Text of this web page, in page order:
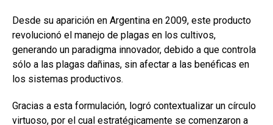
Desde su aparición en Argentina en 2009, este producto
revolucionó el manejo de plagas en los cultivos,
generando un paradigma innovador, debido a que controla
sólo a las plagas dañinas, sin afectar a las benéficas en
los sistemas productivos.
Gracias a esta formulación, logró contextualizar un círculo
virtuoso, por el cual estratégicamente se comenzaron a